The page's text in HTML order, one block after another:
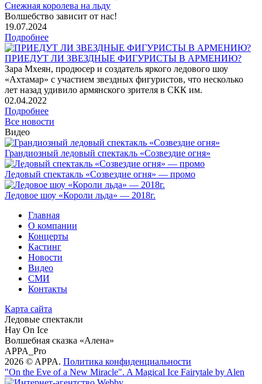
Снежная королева на льду
Волшебство зависит от нас!
19.07.2024
Подробнее
ПРИЕДУТ ЛИ ЗВЕЗДНЫЕ ФИГУРИСТЫ В АРМЕНИЮ?
Зара Мхеян, продюсер и создатель яркого ледового шоу
«Ахтамар» с участием звездных фигуристов, что несколько
лет назад удивило армянского зрителя в СКК им.
02.04.2022
Подробнее
Все новости
Видео
Грандиозный ледовый спектакль «Созвездие огня»
Ледовый спектакль «Созвездие огня» — промо
Ледовое шоу «Короли льда» — 2018г.
Главная
О компании
Концерты
Кастинг
Новости
Видео
СМИ
Контакты
Карта сайта
Ледовые спектакли
Hay On Ice
Волшебная сказка «Алена»
APPA_Pro
2026 © APPA. Политика конфиденциальности
"On the Eve of a New Miracle". A Magical Ice Fairytale by Alen